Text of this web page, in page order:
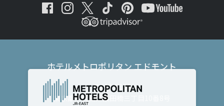
ホテルメトロポリタン エドモント
〒102-8130
東京都千代田区飯田橋三丁目10番8号